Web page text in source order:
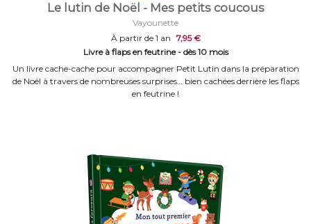
Le lutin de Noël - Mes petits coucous
Vayounette
À partir de 1 an 7,95 €
Livre à flaps en feutrine - dès 10 mois
Un livre cache-cache pour accompagner Petit Lutin dans la préparation
de Noël à travers de nombreuses surprises… bien cachées derrière les flaps
en feutrine !